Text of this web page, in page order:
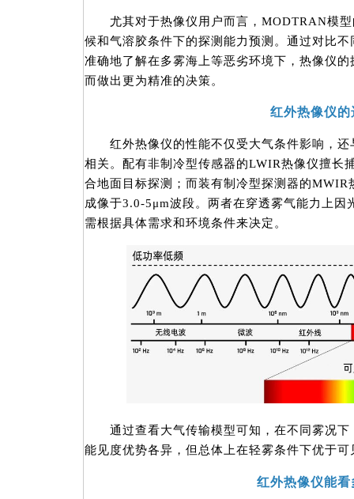
尤其对于热像仪用户而言，MODTRAN模型
候和气溶胶条件下的探测能力预测。通过对比
准确地了解在多雾海上等恶劣环境下，热像仪
而做出更为精准的决策。
红外热像仪的
红外热像仪的性能不仅受大气条件影响，还
相关。配有非制冷型传感器的LWIR热像仪擅长
合地面目标探测；而装有制冷型探测器的
成像于3.0-5μm波段。两者在穿透雾气能力上因
需根据具体需求和环境条件来决定。
通过查看大气传输模型可知，在不同雾况下
能见度优势各异，但总体上在轻雾条件下优于
红外热像仪能看